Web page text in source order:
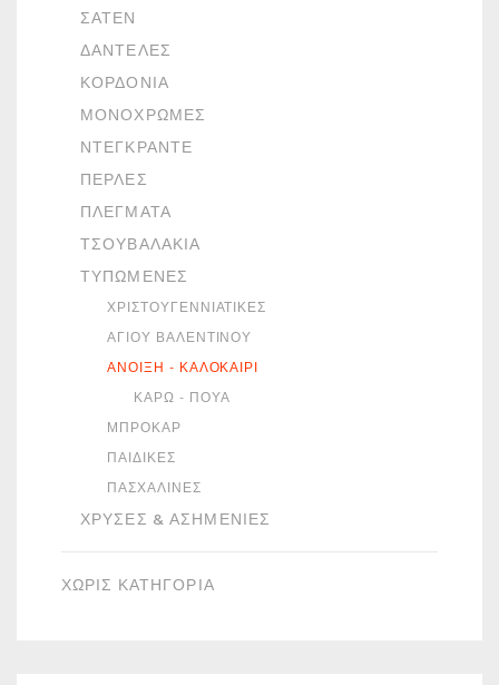
ΣΑΤΈΝ
ΔΑΝΤΈΛΕΣ
ΚΟΡΔΌΝΙΑ
ΜΟΝΌΧΡΩΜΕΣ
ΝΤΕΓΚΡΑΝΤΈ
ΠΈΡΛΕΣ
ΠΛΈΓΜΑΤΑ
ΤΣΟΥΒΑΛΆΚΙΑ
ΤΥΠΩΜΈΝΕΣ
ΧΡΙΣΤΟΥΓΕΝΝΙΆΤΙΚΕΣ
ΑΓΊΟΥ ΒΑΛΕΝΤΊΝΟΥ
ΆΝΟΙΞΗ - ΚΑΛΟΚΑΊΡΙ
ΚΑΡΏ - ΠΟΥΆ
ΜΠΡΟΚΆΡ
ΠΑΙΔΙΚΈΣ
ΠΑΣΧΑΛΙΝΈΣ
ΧΡΥΣΈΣ & ΑΣΗΜΈΝΙΕΣ
ΧΩΡΙΣ ΚΑΤΗΓΟΡΙΑ